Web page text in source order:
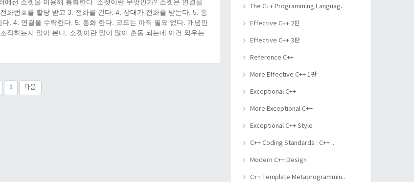
선 소켓을 이용해 통화한다. 소켓이란 무엇인가? 소켓은 연결을
화번호를 할당 받고 3. 전화를 건다. 4. 상대가 전화를 받는다. 5. 통
. 4. 연결을 수락한다. 5. 통화 한다. 코드는 아직 필요 없다. 개념만
작하는지 알아 본다, 소켓이란 말이 많이 혼동 되는데 이건 외우는
1 다음
The C++ Programming Languag..
Effective C++ 2판
Effective C++ 3판
Reference C++
More Effective C++ 1판
Exceptional C++
More Exceptional C++
Exceptional C++ Style
C++ Coding Standards : C++ ..
Modern C++ Design
C++ Template Metaprogrammin..